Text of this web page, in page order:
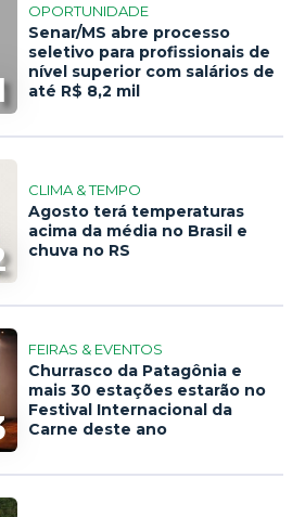
OPORTUNIDADE
Senar/MS abre processo
seletivo para profissionais de
nível superior com salários de
até R$ 8,2 mil
CLIMA & TEMPO
Agosto terá temperaturas
acima da média no Brasil e
chuva no RS
FEIRAS & EVENTOS
Churrasco da Patagônia e
mais 30 estações estarão no
Festival Internacional da
Carne deste ano